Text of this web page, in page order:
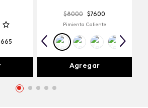
665
$8000 $7600
Pimienta Caliente
Agregar